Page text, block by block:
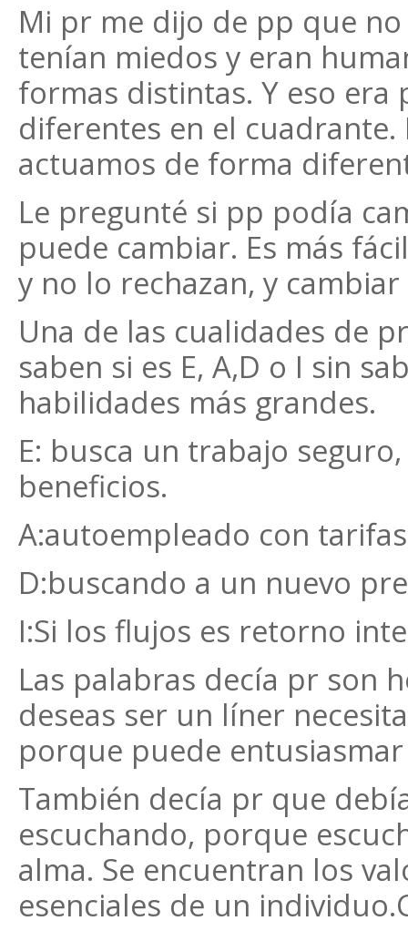
Mi pr me dijo de pp que
tenían miedos y eran
formas distintas. Y eso
diferentes en el
actuamos de forma
Le pregunté si pp podía
puede cambiar. Es más
y no lo rechazan, y
Una de las cualidades de
saben si es E, A,D o I sin
habilidades más grandes.
E: busca un trabajo
beneficios.
A:autoempleado con
D:buscando a un nuevo
I:Si los flujos es retorno
Las palabras decía pr son
deseas ser un líner
porque puede
También decía pr que
escuchando, porque
alma. Se encuentran los
esenciales de un